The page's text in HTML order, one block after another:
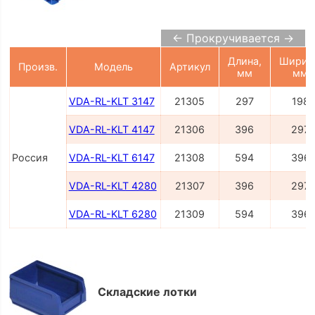
← Прокручивается →
Произв. Модель Артикул
Длина,
мм
мм
Россия
VDA-RL-KLT 3147 21305 297 198
VDA-RL-KLT 4147 21306 396 297
VDA-RL-KLT 6147 21308 594 396
VDA-RL-KLT 4280 21307 396 297
VDA-RL-KLT 6280 21309 594 396
Складские лотки